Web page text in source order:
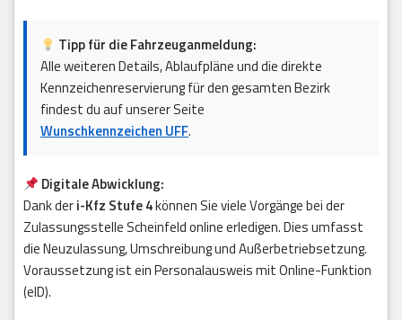
Tipp für die Fahrzeuganmeldung:
Alle weiteren Details, Ablaufpläne und die direkte
Kennzeichenreservierung für den gesamten Bezirk
findest du auf unserer Seite
Wunschkennzeichen UFF.
Digitale Abwicklung:
Dank deri-Kfz Stufe 4können Sie viele Vorgänge bei der
Zulassungsstelle Scheinfeld online erledigen. Dies umfasst
die Neuzulassung, Umschreibung und Außerbetriebsetzung.
Voraussetzung ist ein Personalausweis mit Online-Funktion
(eID).